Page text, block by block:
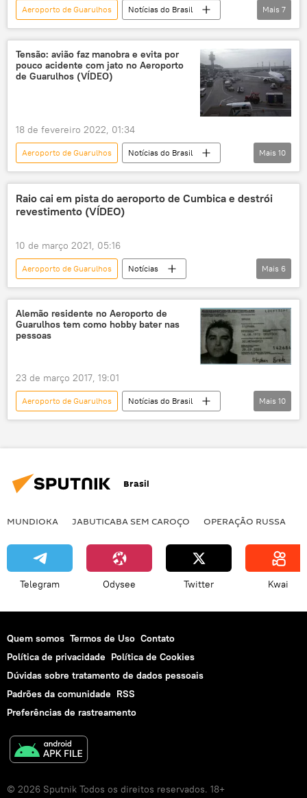
Aeroporto de Guarulhos
Notícias do Brasil
rodovias
Guarulhos
aeroporto
Jair Bolsonaro
caminhoneiros
bloqueio
obstrução
Mais 7
Tensão: avião faz manobra e evita por
pouco acidente com jato no Aeroporto
de Guarulhos (VÍDEO)
18 de fevereiro 2022, 01:34
Aeroporto de Guarulhos
Notícias do Brasil
aeronave
aeroportos
Brasil
Guarulhos
acidente aéreo
acidente
Américas
América do Sul
Mais 10
Raio cai em pista do aeroporto de Cumbica e destrói
revestimento (VÍDEO)
10 de março 2021, 05:16
Aeroporto de Guarulhos
Notícias
Mundo insólito
Sociedade
São Paulo
Guarulhos
aeroporto de Guarulhos
raio
Mais 6
Alemão residente no Aeroporto de
Guarulhos tem como hobby bater nas
pessoas
23 de março 2017, 19:01
Aeroporto de Guarulhos
Notícias do Brasil
Notícias
Stephan Brode
violência
exílio
Mais 10
Brasil
MUNDIOKA JABUTICABA SEM CAROÇO OPERAÇÃO RUSSA
Telegram Odysee Twitter Kwai
Quem somos Termos de Uso Contato
Política de privacidade Política de Cookies
Dúvidas sobre tratamento de dados pessoais
Padrões da comunidade RSS
Preferências de rastreamento
© 2026 Sputnik Todos os direitos reservados. 18+